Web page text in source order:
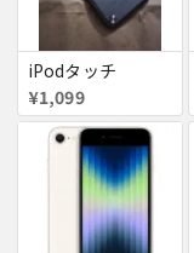
iPodタッチ
¥1,099